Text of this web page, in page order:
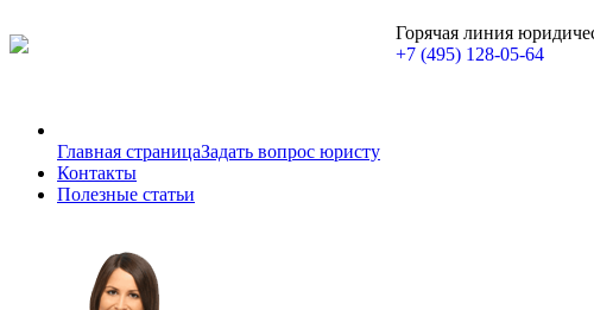
Горячая линия
+7 (495) 128-05-64
Главная страницаЗадать вопрос юристу
Контакты
Полезные статьи